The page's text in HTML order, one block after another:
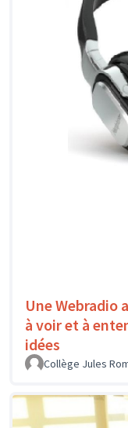
Une Webradio
à voir et à
idées
Collège Jules